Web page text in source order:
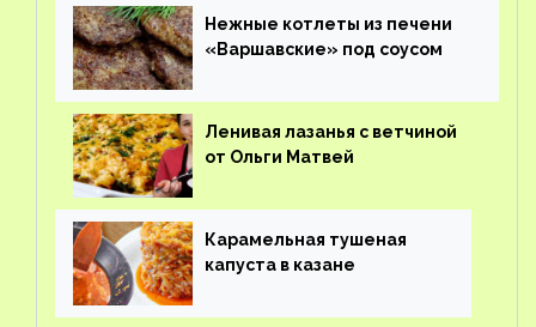
Нежные котлеты из печени
«Варшавские» под соусом
Ленивая лазанья с ветчиной
от Ольги Матвей
Карамельная тушеная
капуста в казане